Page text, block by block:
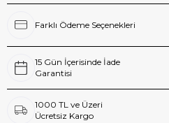
Farklı Ödeme Seçenekleri
15 Gün İçerisinde İade
Garantisi
1000 TL ve Üzeri
Ücretsiz Kargo